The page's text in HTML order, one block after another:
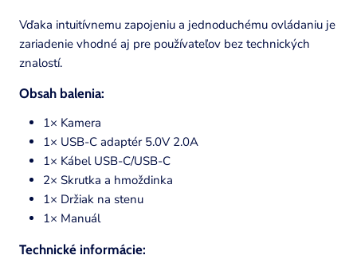
Vďaka intuitívnemu zapojeniu a jednoduchému ovládaniu je
zariadenie vhodné aj pre používateľov bez technických
znalostí.
Obsah balenia:
1× Kamera
1× USB-C adaptér 5.0V 2.0A
1× Kábel USB-C/USB-C
2× Skrutka a hmoždinka
1× Držiak na stenu
1× Manuál
Technické informácie: